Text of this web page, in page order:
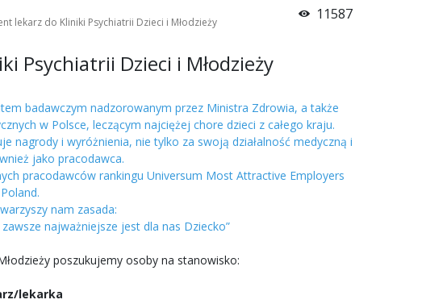
lekarz do Kliniki Psychiatrii Dzieci i Młodzieży 11587
Psychiatrii Dzieci i Młodzieży
badawczym nadzorowanym przez Ministra Zdrowia, a także
w Polsce, leczącym najciężej chore dzieci z całego kraju.
nagrody i wyróżnienia, nie tylko za swoją działalność medyczną i
jako pracodawca.
pracodawców rankingu Universum Most Attractive Employers
Poland.
nam zasada:
najważniejsze jest dla nas Dziecko”
poszukujemy osoby na stanowisko:
lekarka